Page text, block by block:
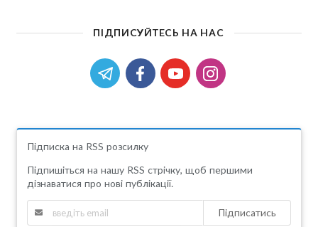
ПІДПИСУЙТЕСЬ НА НАС
Підписка на RSS розсилку
Підпишіться на нашу RSS стрічку, щоб першими
дізнаватися про нові публікації.
Підписатись